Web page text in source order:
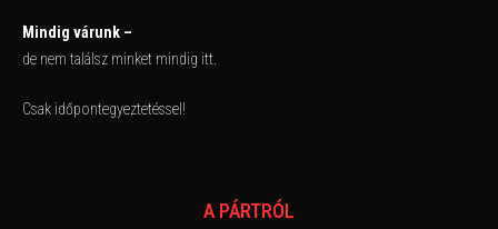
Mindig várunk –
de nem találsz minket mindig itt.
Csak időpontegyeztetéssel!
A PÁRTRÓL